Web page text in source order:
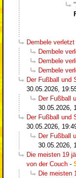
Dembele verletzt
Dembele
Dembele
Dembele
Der Fußball und
30.05.2026,
Der Fußball
30.05.2026,
Der Fußball und
30.05.2026,
Der Fußball
30.05.2026,
Die meisten 19
von der Couch -
Die meisten